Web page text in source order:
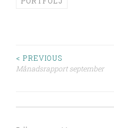
Post
< PREVIOUS
Månadsrapport september